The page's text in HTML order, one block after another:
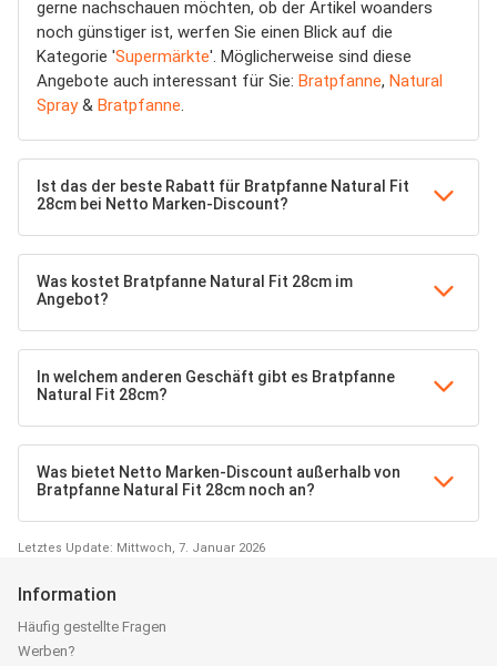
gerne nachschauen möchten, ob der Artikel woanders
noch günstiger ist, werfen Sie einen Blick auf die
Kategorie 'Supermärkte'. Möglicherweise sind diese
Angebote auch interessant für Sie: Bratpfanne, Natural
Spray& Bratpfanne.
Ist das der beste Rabatt für Bratpfanne Natural Fit
28cm bei Netto Marken-Discount?
Was kostet Bratpfanne Natural Fit 28cm im
Angebot?
In welchem anderen Geschäft gibt es Bratpfanne
Natural Fit 28cm?
Was bietet Netto Marken-Discount außerhalb von
Bratpfanne Natural Fit 28cm noch an?
Letztes Update: Mittwoch, 7. Januar 2026
Information
Häufig gestellte Fragen
Werben?